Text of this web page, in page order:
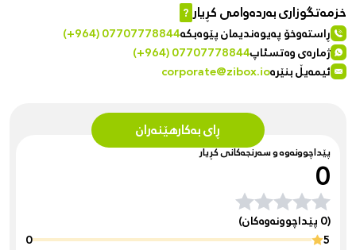
ڕای بەکارهێنەران
پێداچوونەوە و سەرنجەکانی کڕیار
0
(0 پێداچوونەوەکان)
5
0
خزمەتگوزاری بەردەوامی کڕیار?
ڕاستەوخۆ پەیوەندیمان پێوەبکە(+964) 07707778844
ژمارەی وەتسئاپ(+964) 07707778844
ئیمەیڵ بنێرەcorporate@zibox.io